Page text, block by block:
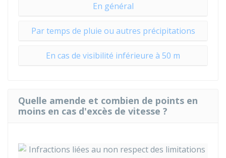
En général
Par temps de pluie ou autres précipitations
En cas de visibilité inférieure à 50 m
Quelle amende et combien de points en
moins en cas d'excès de vitesse ?